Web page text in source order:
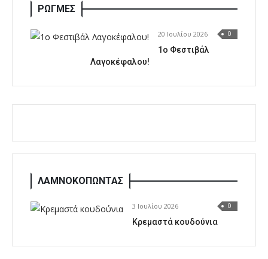
ΡΩΓΜΕΣ
20 Ιουλίου 2026 0
1o Φεστιβάλ
Λαγοκέφαλου!
ΛΑΜΝΟΚΟΠΩΝΤΑΣ
3 Ιουλίου 2026 0
Κρεμαστά κουδούνια